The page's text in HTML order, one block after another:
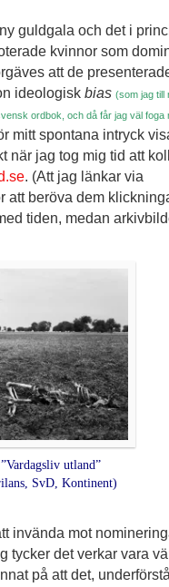
guldgala och det i
kvinnor som
att de
ideologisk bias (som jag till
ordbok, och då får jag väl foga
mitt spontana intryck
när jag tog mig tid att
. (Att jag länkar via
att beröva dem
tiden, medan
utland”
SvD, Kontinent)
invända mot
tycker det verkar vara
på att det,